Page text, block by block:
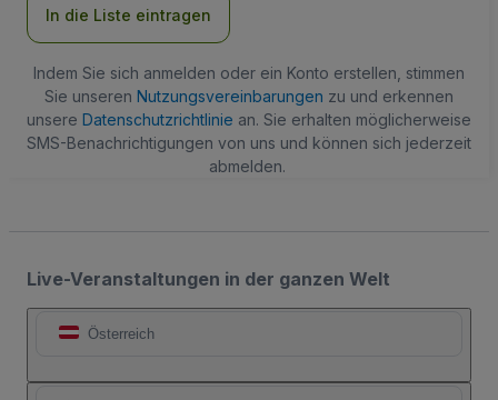
In die Liste eintragen
Indem Sie sich anmelden oder ein Konto erstellen, stimmen
Sie unseren Nutzungsvereinbarungen zu und erkennen
unsere Datenschutzrichtlinie an. Sie erhalten möglicherweise
SMS-Benachrichtigungen von uns und können sich jederzeit
abmelden.
Live-Veranstaltungen in der ganzen Welt
Österreich